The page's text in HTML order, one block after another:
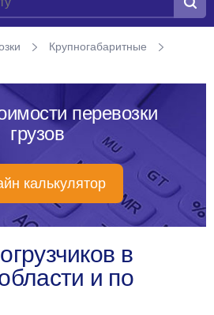
Крупногабаритные
перевозки
грузов
калькулятор
в
и по